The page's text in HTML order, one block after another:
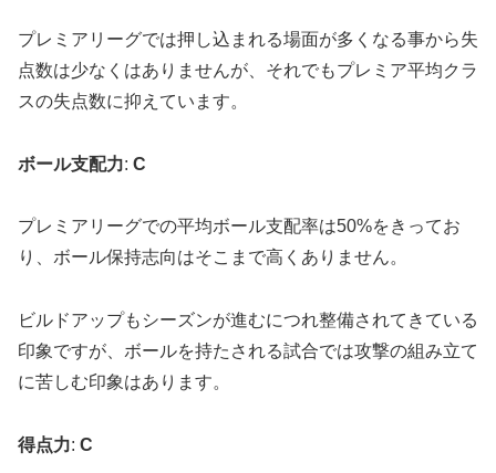
プレミアリーグでは押し込まれる場面が多くなる事から失
点数は少なくはありませんが、それでもプレミア平均クラ
スの失点数に抑えています。
ボール支配力: C
プレミアリーグでの平均ボール支配率は50%をきってお
り、ボール保持志向はそこまで高くありません。
ビルドアップもシーズンが進むにつれ整備されてきている
印象ですが、ボールを持たされる試合では攻撃の組み立て
に苦しむ印象はあります。
得点力: C